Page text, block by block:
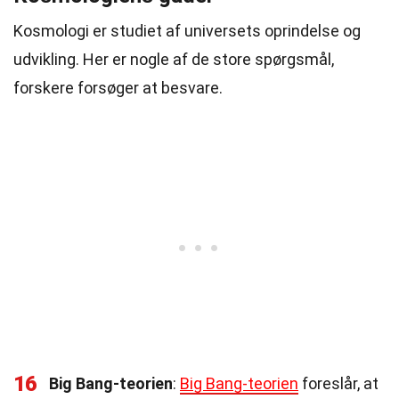
Kosmologi er studiet af universets oprindelse og
udvikling. Her er nogle af de store spørgsmål,
forskere forsøger at besvare.
16 Big Bang-teorien: Big Bang-teorien foreslår, at